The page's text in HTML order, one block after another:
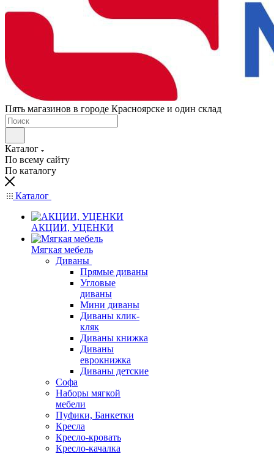
Пять магазинов в городе Красноярске и один склад
Каталог
По всему сайту
По каталогу
Каталог
АКЦИИ, УЦЕНКИ
Мягкая мебель
Диваны
Прямые диваны
Угловые
диваны
Мини диваны
Диваны клик-
кляк
Диваны книжка
Диваны
еврокнижка
Диваны детские
Софа
Наборы мягкой
мебели
Пуфики, Банкетки
Кресла
Кресло-кровать
Кресло-качалка